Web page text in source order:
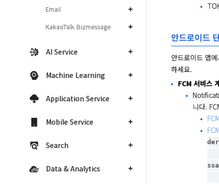
Email
KakaoTalk Bizmessage
AI Service
Machine Learning
Application Service
Mobile Service
Search
Data & Analytics
안드로이드
안드로이드 앱
하세요.
FCM 서비스
니다.